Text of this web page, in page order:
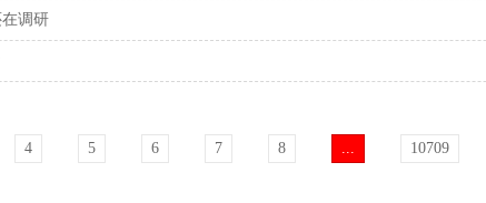
调研
4 5 6 7 8 ... 10709